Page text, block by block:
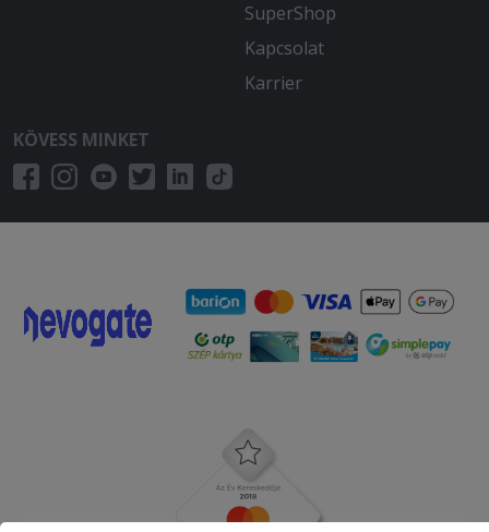
SuperShop
Kapcsolat
Karrier
KÖVESS MINKET